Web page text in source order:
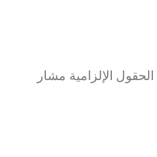
الحقول الإلزامية مشار